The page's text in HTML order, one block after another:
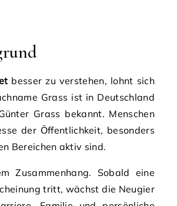
besser zu verstehen, lohnt sich
Grass ist in Deutschland
Grass bekannt. Menschen
der Öffentlichkeit, besonders
Bereichen aktiv sind.
Zusammenhang. Sobald eine
tritt, wächst die Neugier